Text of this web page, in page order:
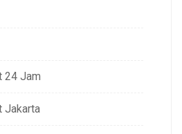
24 Jam
Jakarta